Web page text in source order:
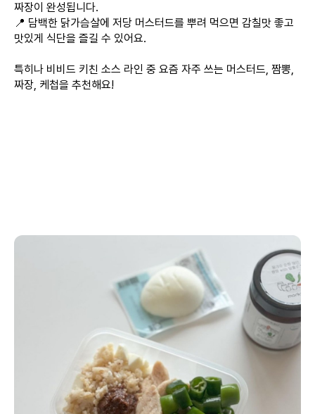
짜장이 완성됩니다.
📍 담백한 닭가슴살에 저당 머스터드를 뿌려 먹으면 감칠맛 좋고
맛있게 식단을 즐길 수 있어요.
특히나 비비드 키친 소스 라인 중 요즘 자주 쓰는 머스터드, 짬뽕,
짜장, 케첩을 추천해요!